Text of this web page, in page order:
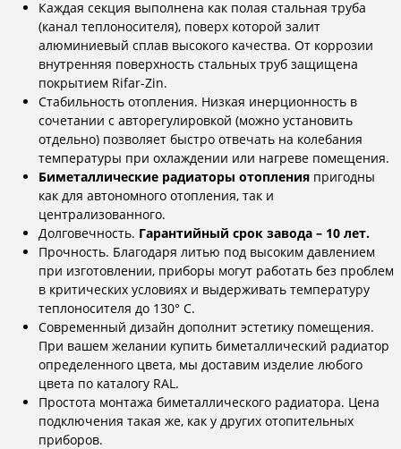
Каждая секция выполнена как полая стальная труба
(канал теплоносителя), поверх которой залит
алюминиевый сплав высокого качества. От коррозии
внутренняя поверхность стальных труб защищена
покрытием Rifar-Zin.
Стабильность отопления. Низкая инерционность в
сочетании с авторегулировкой (можно установить
отдельно) позволяет быстро отвечать на колебания
температуры при охлаждении или нагреве помещения.
Биметаллические радиаторы отопления пригодны
как для автономного отопления, так и
централизованного.
Долговечность. Гарантийный срок завода – 10 лет.
Прочность. Благодаря литью под высоким давлением
при изготовлении, приборы могут работать без проблем
в критических условиях и выдерживать температуру
теплоносителя до 130° С.
Современный дизайн дополнит эстетику помещения.
При вашем желании купить биметаллический радиатор
определенного цвета, мы доставим изделие любого
цвета по каталогу RAL.
Простота монтажа биметаллического радиатора. Цена
подключения такая же, как у других отопительных
приборов.